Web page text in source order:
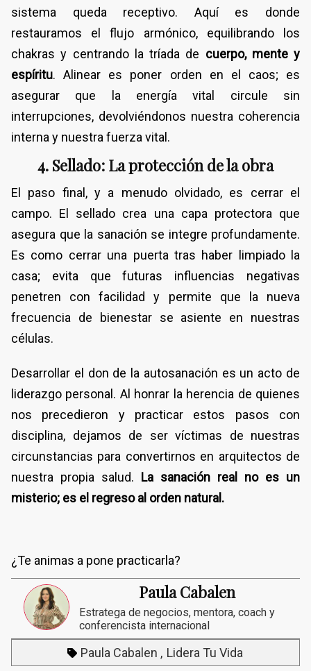
sistema queda receptivo. Aquí es donde
restauramos el flujo armónico, equilibrando los
chakras y centrando la tríada de cuerpo, mente y
espíritu. Alinear es poner orden en el caos; es
asegurar que la energía vital circule sin
interrupciones, devolviéndonos nuestra coherencia
interna y nuestra fuerza vital.
​4. Sellado: La protección de la obra
​El paso final, y a menudo olvidado, es cerrar el
campo. El sellado crea una capa protectora que
asegura que la sanación se integre profundamente.
Es como cerrar una puerta tras haber limpiado la
casa; evita que futuras influencias negativas
penetren con facilidad y permite que la nueva
frecuencia de bienestar se asiente en nuestras
células.
Desarrollar el don de la autosanación es un acto de
liderazgo personal. Al honrar la herencia de quienes
nos precedieron y practicar estos pasos con
disciplina, dejamos de ser víctimas de nuestras
circunstancias para convertirnos en arquitectos de
nuestra propia salud. La sanación real no es un
misterio; es el regreso al orden natural.
​¿Te animas a pone practicarla?
Paula Cabalen
Estratega de negocios, mentora, coach y
conferencista internacional
Paula Cabalen Lidera Tu Vida